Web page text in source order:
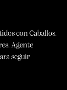
con Caballos.
Agente
seguir